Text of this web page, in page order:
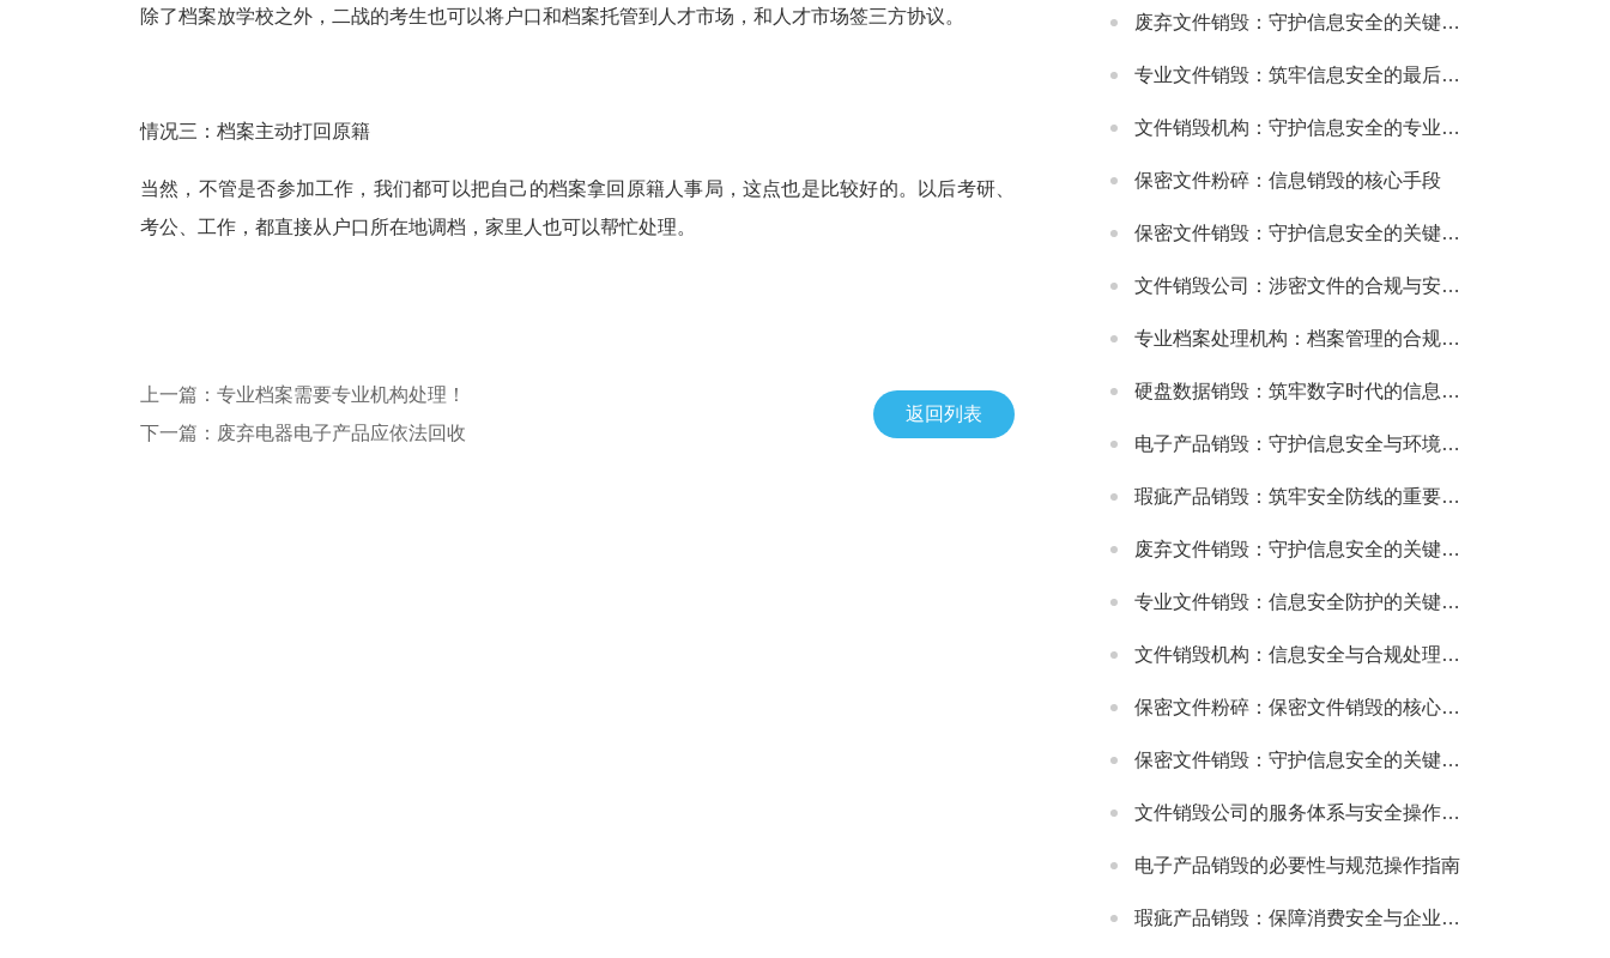
除了档案放学校之外，二战的考生也可以将户口和档案托管到人才市场，和人才市场签三方协议。
情况三：档案主动打回原籍
当然，不管是否参加工作，我们都可以把自己的档案拿回原籍人事局，这点也是比较好的。以后考研、
考公、工作，都直接从户口所在地调档，家里人也可以帮忙处理。
上一篇：专业档案需要专业机构处理！
下一篇：废弃电器电子产品应依法回收
返回列表
废弃文件销毁：守护信息安全的关键环节
专业文件销毁：筑牢信息安全的最后防线
文件销毁机构：守护信息安全的专业屏障
保密文件粉碎：信息销毁的核心手段
保密文件销毁：守护信息安全的关键环节
文件销毁公司：涉密文件的合规与安全销毁服务
专业档案处理机构：档案管理的合规与高效解决方案
硬盘数据销毁：筑牢数字时代的信息安全防线
电子产品销毁：守护信息安全与环境健康的重要环节
瑕疵产品销毁：筑牢安全防线的重要举措
废弃文件销毁：守护信息安全的关键防线
专业文件销毁：信息安全防护的关键环节
文件销毁机构：信息安全与合规处理的专业选择
保密文件粉碎：保密文件销毁的核心实施方式
保密文件销毁：守护信息安全的关键环节
文件销毁公司的服务体系与安全操作规范
电子产品销毁的必要性与规范操作指南
瑕疵产品销毁：保障消费安全与企业信誉的关键举措